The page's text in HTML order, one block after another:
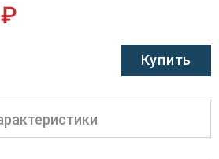
Купить